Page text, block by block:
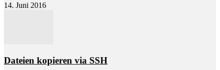
14. Juni 2016
Dateien kopieren via SSH